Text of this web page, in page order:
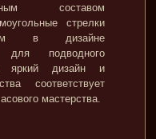
составом
стрелки
в дизайне
для подводного
яркий дизайн и
соответствует
мастерства.